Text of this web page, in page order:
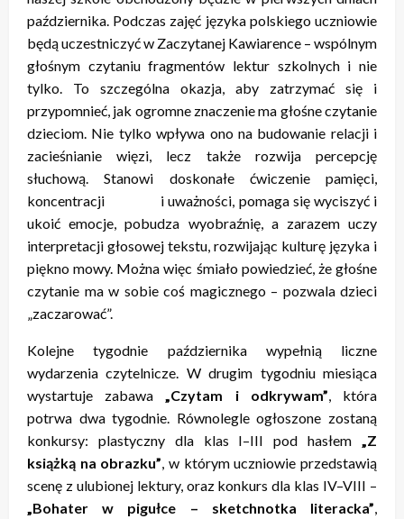
października. Podczas zajęć języka polskiego uczniowie
będą uczestniczyć w Zaczytanej Kawiarence – wspólnym
głośnym czytaniu fragmentów lektur szkolnych i nie
tylko. To szczególna okazja, aby zatrzymać się i
przypomnieć, jak ogromne znaczenie ma głośne czytanie
dzieciom. Nie tylko wpływa ono na budowanie relacji i
zacieśnianie więzi, lecz także rozwija percepcję
słuchową. Stanowi doskonałe ćwiczenie pamięci,
koncentracji i uważności, pomaga się wyciszyć i
ukoić emocje, pobudza wyobraźnię, a zarazem uczy
interpretacji głosowej tekstu, rozwijając kulturę języka i
piękno mowy. Można więc śmiało powiedzieć, że głośne
czytanie ma w sobie coś magicznego – pozwala dzieci
„zaczarować”.
Kolejne tygodnie października wypełnią liczne
wydarzenia czytelnicze. W drugim tygodniu miesiąca
wystartuje zabawa
„Czytam i odkrywam” , która
potrwa dwa tygodnie. Równolegle ogłoszone zostaną
konkursy: plastyczny dla klas I–III pod hasłem
„Z
książką na obrazku” , w którym uczniowie przedstawią
scenę z ulubionej lektury, oraz konkurs dla klas IV–VIII –
„Bohater w pigułce – sketchnotka literacka”